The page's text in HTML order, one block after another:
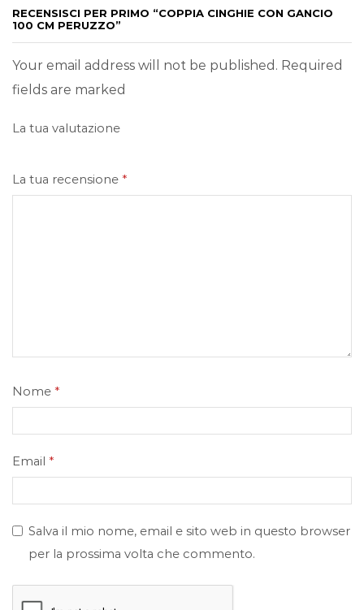
RECENSISCI PER PRIMO “COPPIA CINGHIE CON GANCIO
100 CM PERUZZO”
Your email address will not be published. Required
fields are marked
La tua valutazione
La tua recensione *
Nome *
Email *
Salva il mio nome, email e sito web in questo browser
per la prossima volta che commento.